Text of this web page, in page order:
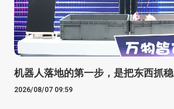
机器人落地的第一步，是把东西抓稳
2026/08/07 09:59